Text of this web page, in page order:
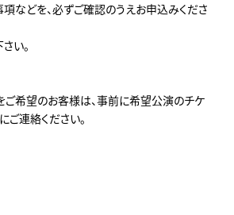
などを、必ずご確認のうえお申込みくださ
い。
希望のお客様は、事前に希望公演のチケ
ご連絡ください。